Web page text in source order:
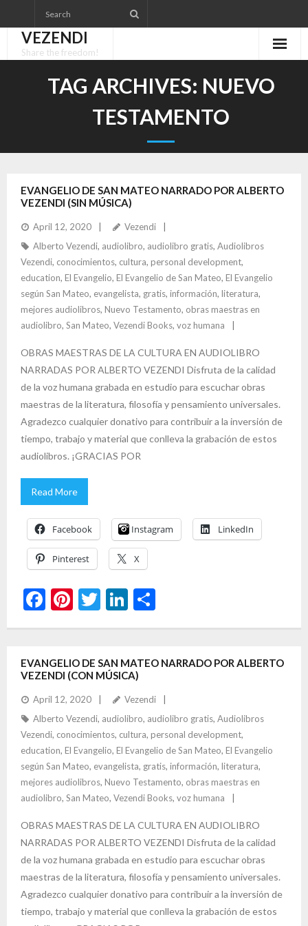
to
contentVEZENDI
Share the freedom!
TAG ARCHIVES: NUEVO
TESTAMENTO
EVANGELIO DE SAN MATEO NARRADO POR ALBERTO
VEZENDI (SIN MÚSICA)
April 12, 2020
Vezendi
Alberto Vezendi, audiolibro, audiolibro gratis, Audiolibros
Vezendi, conocimientos, cultura, personal development,
education, El Evangelio, El Evangelio de San Mateo, El Evangelio
según San Mateo, evangelista, gratis, información, literatura,
mejores audiolibros, Nuevo Testamento, obras maestras en
audiolibro, San Mateo, Vezendi Books, voz humana
OBRAS MAESTRAS DE LA CULTURA EN AUDIOLIBRO
NARRADAS POR ALBERTO VEZENDI Disfruta de la calidad
de la voz humana grabada en estudio para escuchar obras
maestras de la literatura, filosofía y pensamiento universales.
Agradezco cualquier donativo para contribuir a la inversión de
tiempo, trabajo y material que conlleva la grabación de estos
audiolibros. ¡GRACIAS POR
Read More
Facebook Instagram LinkedIn
Pinterest X
F
ac
b
o
o
k
Pi
nt
es
t
T
w
er
Li
n
dI
n
h
e
EVANGELIO DE SAN MATEO NARRADO POR ALBERTO
VEZENDI (CON MÚSICA)
April 12, 2020
Vezendi
Alberto Vezendi, audiolibro, audiolibro gratis, Audiolibros
Vezendi, conocimientos, cultura, personal development,
education, El Evangelio, El Evangelio de San Mateo, El Evangelio
según San Mateo, evangelista, gratis, información, literatura,
mejores audiolibros, Nuevo Testamento, obras maestras en
audiolibro, San Mateo, Vezendi Books, voz humana
OBRAS MAESTRAS DE LA CULTURA EN AUDIOLIBRO
NARRADAS POR ALBERTO VEZENDI Disfruta de la calidad
de la voz humana grabada en estudio para escuchar obras
maestras de la literatura, filosofía y pensamiento universales.
Agradezco cualquier donativo para contribuir a la inversión de
tiempo, trabajo y material que conlleva la grabación de estos